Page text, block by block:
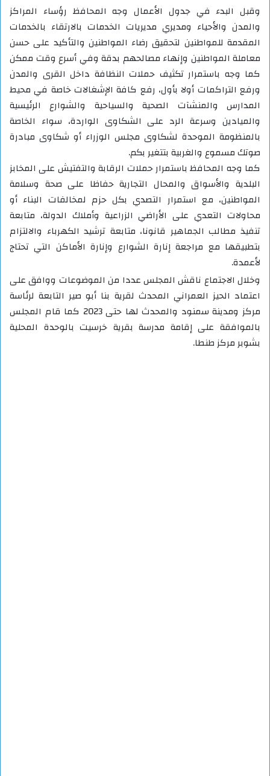
وقبل البدء في جدول الأعمال وجه المحافظ رؤساء المراكز
والمدن والأحياء ومديري مديريات الخدمات بالارتقاء بالخدمات
المقدمة للمواطنين لتحقيق رضاء المواطنين والتأكيد على حسن
معاملة المواطنين وإنهاء مصالحهم بدقة وفي أسرع وقت ممكن
كما وجه باستمرار تكثيف حملات النظافة داخل القرى والمدن
ورفع التراكمات أولا بأول، رفع كافة الإشغالات خاصة في محيط
المدارس والمنشآت الصحية والسياحية والشوارع الرئيسية
والميادين وسرعة الرد على الشكاوى الواردة، سواء الخاصة
بالمنظومة الموحدة لشكاوى مجلس الوزراء أو شكاوى مبادرة
صوتك مسموع والغربية بتتغير بكم.
كما وجه المحافظ باستمرار حملات الرقابة والتفتيش على المخابز
البلدية والأسواق والمحال التجارية حفاظا على صحة وسلامة
المواطنين، مع استمرار التصدي بكل حزم لمخالفات البناء أو
محاولات التعدي على الأراضي الزراعية وأملاك الدولة، متابعة
تنفيذ مطالب الجماهير قانونا، متابعة ترشيد الكهرباء والالتزام
بتطبيقها مع مراجعة إنارة الشوارع وإنارة الأماكن التي تحتاج
لأعمدة.
وخلال الاجتماع ناقش المجلس عددا من الموضوعات ووافق على
اعتماد الحيز العمراني المحدث لقرية بنا أبو صير التابعة لرئاسة
مركز ومدينة سمنود والمحدث لها حتى 2023 كما قام المجلس
بالموافقة على إقامة مدرسة بقرية خرسيت بالوحدة المحلية
بشوبر مركز طنطا.